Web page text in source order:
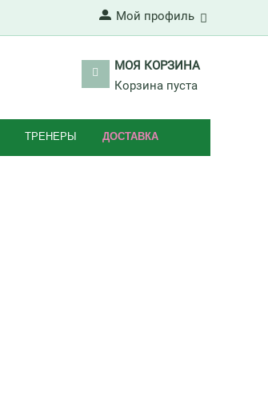
Мой профиль
МОЯ КОРЗИНА
Корзина пуста
ТРЕНЕРЫ ДОСТАВКА